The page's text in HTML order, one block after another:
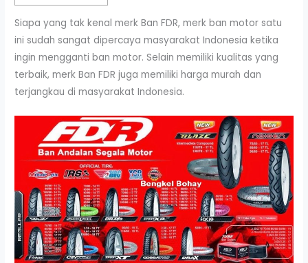
Siapa yang tak kenal merk Ban FDR, merk ban motor satu
ini sudah sangat dipercaya masyarakat Indonesia ketika
ingin mengganti ban motor. Selain memiliki kualitas yang
terbaik, merk Ban FDR juga memiliki harga murah dan
terjangkau di masyarakat Indonesia.